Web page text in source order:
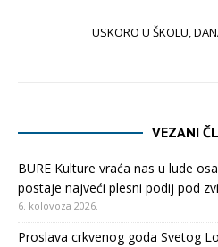
USKORO U ŠKOLU,
VEZANI
BURE Kulture vraća nas u lude
postaje najveći plesni podij pod
6. kolovoza 2026.
Proslava crkvenog goda Svetog